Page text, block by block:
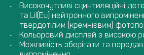
Високочутливі сцинтиляційні
та LiI(Eu) нейтронного
твердотілим (кремнієвим)
Кольоровий дисплей з високою
Можливість зберігати та